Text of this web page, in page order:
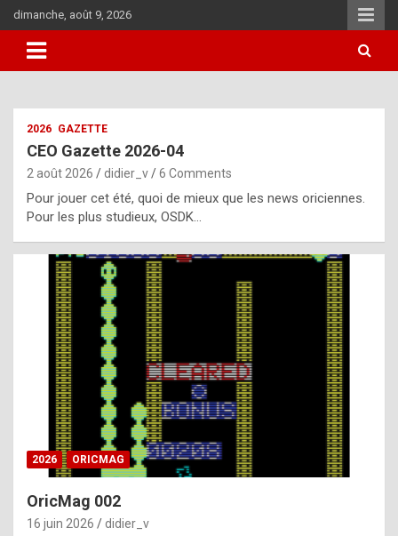
Skip
to
content
dimanche, août 9, 2026
i
u
l
y
d
i
ff
i
2026 GAZETTE
CEO Gazette 2026-04
2 août 2026 didier_v 6 Comments
Pour jouer cet été, quoi de mieux que les news oriciennes.
Pour les plus studieux, OSDK…
2026 ORICMAG
OricMag 002
16 juin 2026 didier_v